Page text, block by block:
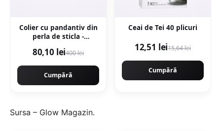
Colier cu pandantiv din
perla de sticla -
80,10 lei400 lei
Cumpără
Ceai de Tei 40 plicuri
12,51 lei15,64 lei
Cumpără
Sursa – Glow Magazin.